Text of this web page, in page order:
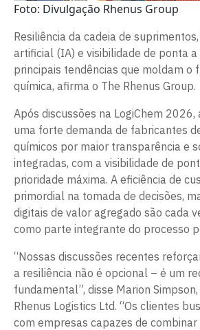
Foto: Divulgação Rhenus Group
Resiliência da cadeia de
artificial (IA) e visibilidade de ponta
principais tendências que moldam o
química, afirma o The Rhenus Group.
Após discussões na LogiChem 2026,
uma forte demanda de fabricantes
químicos por maior transparência e
integradas, com a visibilidade de
prioridade máxima. A eficiência de
primordial na tomada de decisões,
digitais de valor agregado são cada
como parte integrante do processo
“Nossas discussões recentes
a resiliência não é opcional – é um
fundamental”, disse Marion
Rhenus Logistics Ltd. “Os clientes
com empresas capazes de